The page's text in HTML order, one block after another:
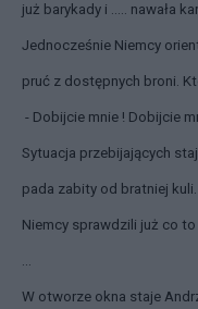
już barykady i ….. nawała
Jednocześnie Niemcy
pruć z dostępnych broni.
- Dobijcie mnie ! Dobijcie
Sytuacja przebijających
pada zabity od bratniej
Niemcy sprawdzili już co to
…
W otworze okna staje